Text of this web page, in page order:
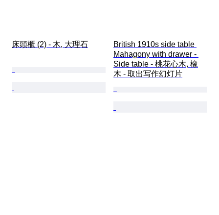
床頭櫃 (2) - 木, 大理石
British 1910s side table
Mahagony with drawer -
Side table - 桃花心木, 橡
木 - 取出写作幻灯片